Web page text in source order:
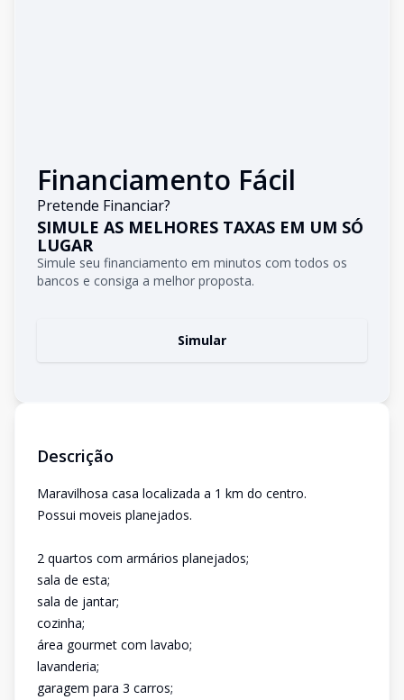
Financiamento Fácil
Pretende Financiar?
SIMULE AS MELHORES TAXAS EM UM SÓ
LUGAR
Simule seu financiamento em minutos com todos os
bancos e consiga a melhor proposta.
Simular
Descrição
Maravilhosa casa localizada a 1 km do centro.
Possui moveis planejados.
2 quartos com armários planejados;
sala de esta;
sala de jantar;
cozinha;
área gourmet com lavabo;
lavanderia;
garagem para 3 carros;